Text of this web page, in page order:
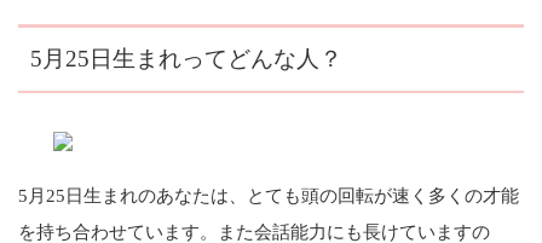
5月25日生まれってどんな人？
5月25日生まれのあなたは、とても頭の回転が速く多くの才能
を持ち合わせています。また会話能力にも長けていますの